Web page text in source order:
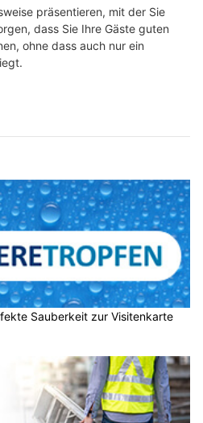
präsentieren, mit der Sie
dass Sie Ihre Gäste guten
ohne dass auch nur ein
Sauberkeit zur Visitenkarte